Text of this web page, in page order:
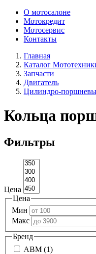
О мотосалоне
Мотокредит
Мотосервис
Контакты
Главная
Каталог
Запчасти
Двигатель
Цилиндро-
Кольца
Фильтры
Цена
Цена
Мин
Макс
Бренд
ABM (1)